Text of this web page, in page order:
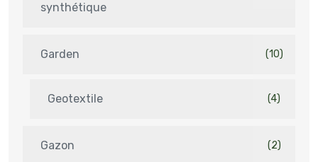
synthétique
Garden (10)
Geotextile (4)
Gazon (2)